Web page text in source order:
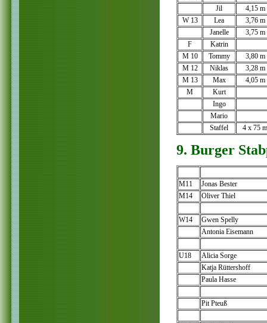
Jil
4,15 m
W 13
Lea
3,76 m
Janelle
3,75 m
F
Katrin
M 10
Tommy
3,80 m
M 12
Niklas
3,28 m
M 13
Max
4,05 m
M
Kurt
Ingo
Mario
Staffel
4 x 75 m
9. Burger
M11
Jonas Bester
M14
Oliver Thiel
W14
Gwen Spelly
Antonia Eisemann
U18
Alicia Sorge
Katja Rüttershoff
Paula Hasse
Pit Pteuß